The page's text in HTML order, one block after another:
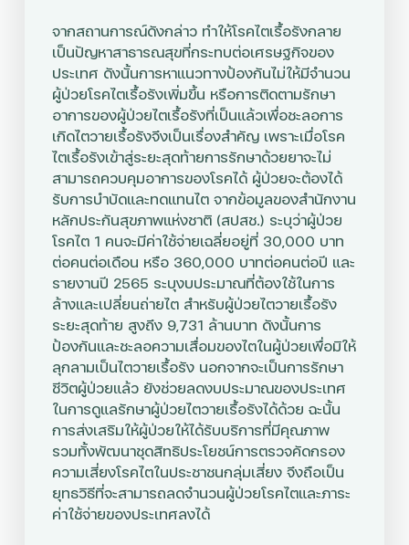
จากสถานการณ์ดังกล่าว ทำให้โรคไตเรื้อรังกลาย
เป็นปัญหาสาธารณสุขที่กระทบต่อเศรษฐกิจของ
ประเทศ ดังนั้นการหาแนวทางป้องกันไม่ให้มีจำนวน
ผู้ป่วยโรคไตเรื้อรังเพิ่มขึ้น หรือการติดตามรักษา
อาการของผู้ป่วยไตเรื้อรังที่เป็นแล้วเพื่อชะลอการ
เกิดไตวายเรื้อรังจึงเป็นเรื่องสำคัญ เพราะเมื่อโรค
ไตเรื้อรังเข้าสู่ระยะสุดท้ายการรักษาด้วยยาจะไม่
สามารถควบคุมอาการของโรคได้ ผู้ป่วยจะต้องได้
รับการบำบัดและทดแทนไต จากข้อมูลของสำนักงาน
หลักประกันสุขภาพแห่งชาติ (สปสช.) ระบุว่าผู้ป่วย
โรคไต 1 คนจะมีค่าใช้จ่ายเฉลี่ยอยู่ที่ 30,000 บาท
ต่อคนต่อเดือน หรือ 360,000 บาทต่อคนต่อปี และ
รายงานปี 2565 ระบุงบประมาณที่ต้องใช้ในการ
ล้างและเปลี่ยนถ่ายไต สำหรับผู้ป่วยไตวายเรื้อรัง
ระยะสุดท้าย สูงถึง 9,731 ล้านบาท ดังนั้นการ
ป้องกันและชะลอความเสื่อมของไตในผู้ป่วยเพื่อมิให้
ลุกลามเป็นไตวายเรื้อรังนอกจากจะเป็นการรักษา
ชีวิตผู้ป่วยแล้ว ยังช่วยลดงบประมาณของประเทศ
ในการดูแลรักษาผู้ป่วยไตวายเรื้อรังได้ด้วย ฉะนั้น
การส่งเสริมให้ผู้ป่วยให้ได้รับบริการที่มีคุณภาพ
รวมทั้งพัฒนาชุดสิทธิประโยชน์การตรวจคัดกรอง
ความเสี่ยงโรคไตในประชาชนกลุ่มเสี่ยง จึงถือเป็น
ยุทธวิธีที่จะสามารถลดจำนวนผู้ป่วยโรคไตและภาระ
ค่าใช้จ่ายของประเทศลงได้